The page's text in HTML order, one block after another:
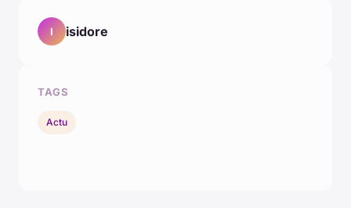
I isidore
TAGS
Actu